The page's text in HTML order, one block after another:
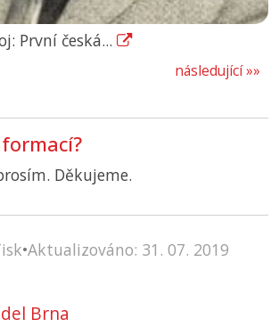
První česká...
následující »»
Děkujeme.
•Aktualizováno: 31. 07. 2019
Brna